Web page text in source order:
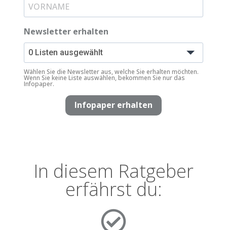
Newsletter erhalten
0 Listen ausgewählt
Wählen Sie die Newsletter aus, welche Sie erhalten möchten.
Wenn Sie keine Liste auswählen, bekommen Sie nur das
Infopaper.
Infopaper erhalten
In diesem Ratgeber
erfährst du: